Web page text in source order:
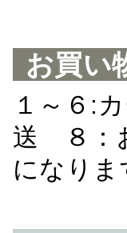
お買い
１～６:
送 ８：
になりま